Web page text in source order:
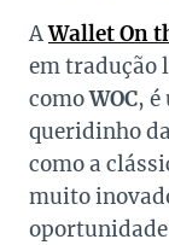
AWallet On
em tradução
comoWOC,
queridinho
como a
muito
oportunidade